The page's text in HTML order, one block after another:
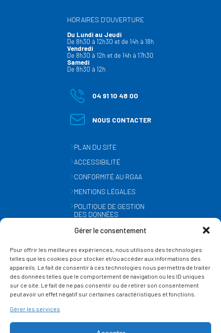
Gérer le consentement
Pour offrir les meilleures expériences, nous utilisons des technologies
telles que les cookies pour stocker et/ou accéder aux informations des
appareils. Le fait de consentir à ces technologies nous permettra de traiter
des données telles que le comportement de navigation ou les ID uniques
sur ce site. Le fait de ne pas consentir ou de retirer son consentement
peut avoir un effet négatif sur certaines caractéristiques et fonctions.
Gérer les services
HORAIRES D’OUVERTURE
Du Lundi au Jeudi
De 8h30 à 12h30 et de 14h à 18h
Vendredi
De 8h30 à 12h et de 14h à 17h30
Samedi
De 8h30 à 12h
04 91 10 48 00
NOUS CONTACTER
PLAN DU SITE
ACCESSIBILITÉ
CONFORMITÉ AU RGAA
MENTIONS LÉGALES
POLITIQUE DE GESTION
DES DONNÉES
GESTION DES COOKIES
SUIVEZ-NOUS
SUR LES RÉSEAUX